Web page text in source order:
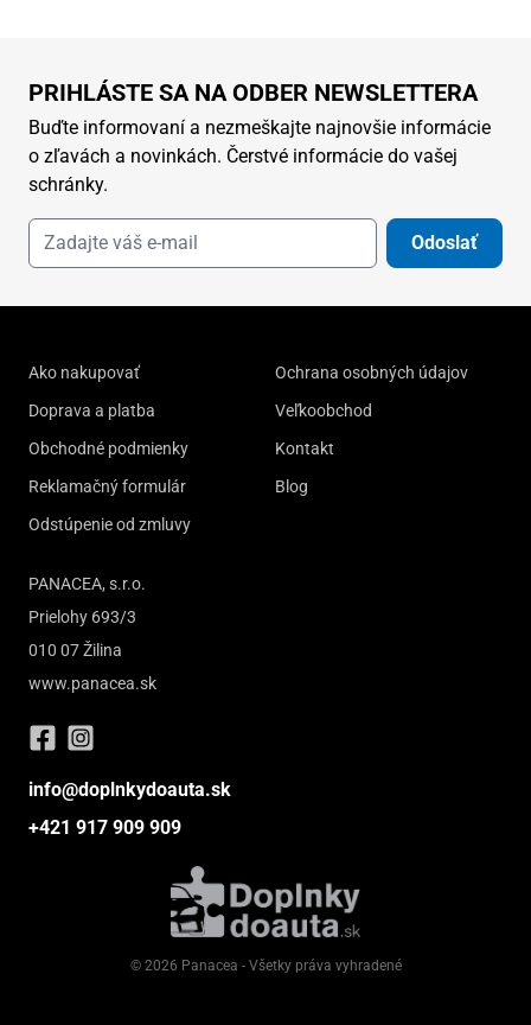
PRIHLÁSTE SA NA ODBER NEWSLETTERA
Buďte informovaní a nezmeškajte najnovšie informácie
o zľavách a novinkách. Čerstvé informácie do vašej
schránky.
Odoslať
Ako nakupovať
Doprava a platba
Obchodné podmienky
Reklamačný formulár
Odstúpenie od zmluvy
Ochrana osobných údajov
Veľkoobchod
Kontakt
Blog
PANACEA, s.r.o.
Prielohy 693/3
010 07 Žilina
www.panacea.sk
info@doplnkydoauta.sk
+421 917 909 909
© 2026 Panacea - Všetky práva vyhradené